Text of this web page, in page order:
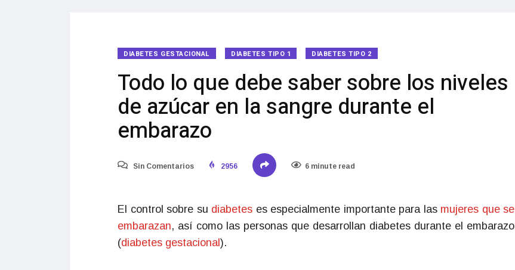
DIABETES GESTACIONAL DIABETES TIPO 1 DIABETES TIPO 2
Todo lo que debe saber sobre los niveles
de azúcar en la sangre durante el
embarazo
Sin Comentarios 2956 6 minute read
El control sobre su diabetes es especialmente importante para las mujeres que se
embarazan, así como las personas que desarrollan diabetes durante el embarazo
(diabetes gestacional).